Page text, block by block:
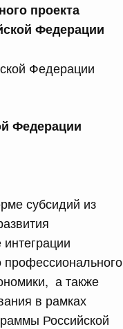
проекта
Федерации
Федерации
Федерации
субсидий из
а также
в рамках
Российской